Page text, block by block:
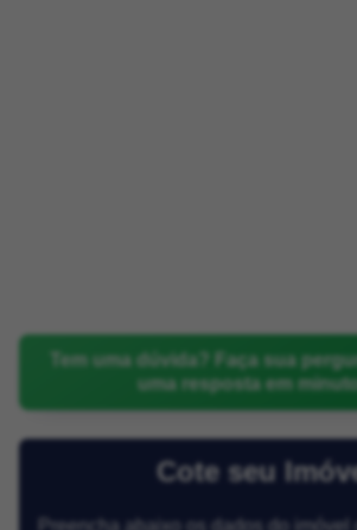
Tem uma dúvida? Faça sua
uma resposta em
Cote seu
Preencha abaixo os dados do imóvel